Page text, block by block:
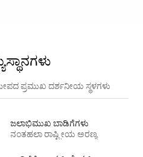
ಪ್ರಮುಖ ದರ್ಶನೀಯ ಸ್ಥಳಗಳು
ಜಲಾಭಿಮುಖ ಬಾಡಿಗೆಗಳು
ನಂತಹಲಾ ರಾಷ್ಟ್ರೀಯ ಅರಣ್ಯ